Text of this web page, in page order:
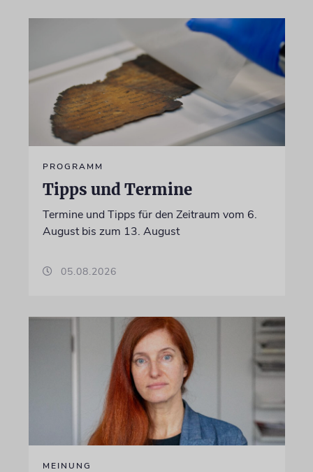
PROGRAMM
Tipps und Termine
Termine und Tipps für den Zeitraum vom 6.
August bis zum 13. August
05.08.2026
MEINUNG